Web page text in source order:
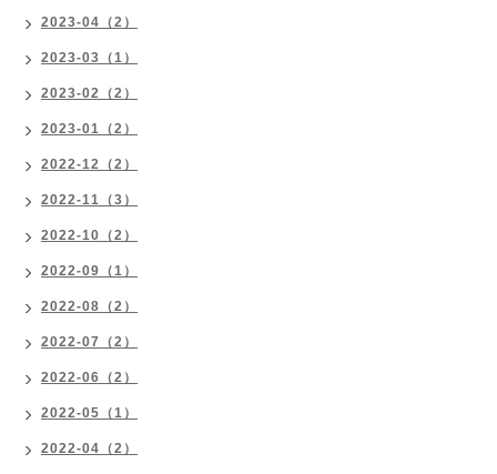
2023-04（2）
2023-03（1）
2023-02（2）
2023-01（2）
2022-12（2）
2022-11（3）
2022-10（2）
2022-09（1）
2022-08（2）
2022-07（2）
2022-06（2）
2022-05（1）
2022-04（2）